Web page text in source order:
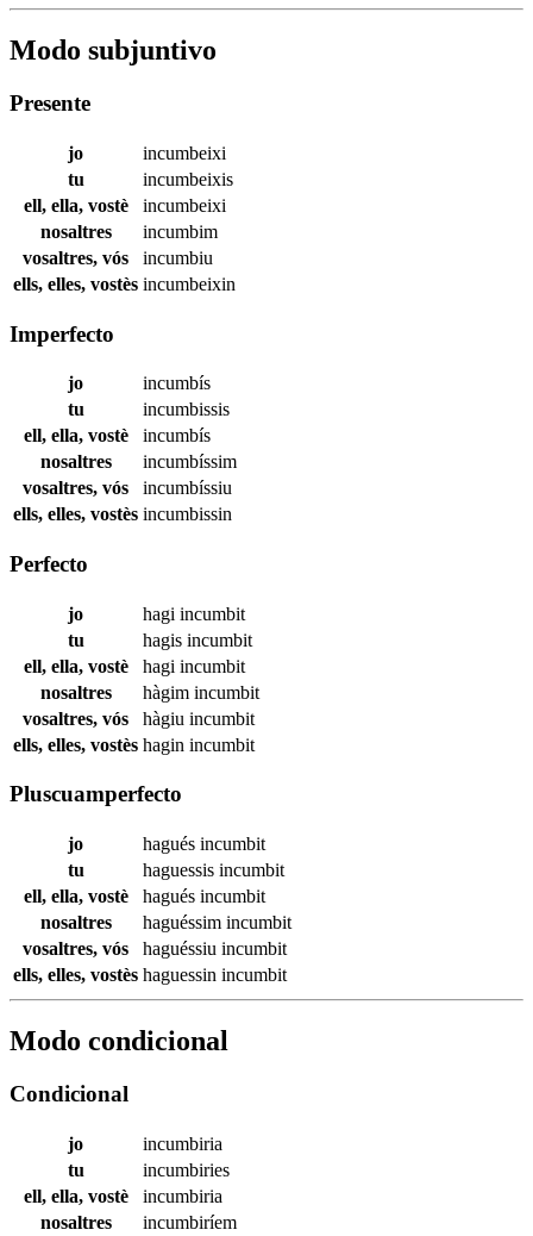
Modo subjuntivo
Presente
jo
incumbeixi
tu
incumbeixis
ell, ella, vostè
incumbeixi
nosaltres
incumbim
vosaltres, vós
incumbiu
ells, elles, vostès incumbeixin
Imperfecto
jo
incumbís
tu
incumbissis
ell, ella, vostè
incumbís
nosaltres
incumbíssim
vosaltres, vós
incumbíssiu
ells, elles, vostès incumbissin
Perfecto
jo hagi incumbit
tu
hagis incumbit
ell, ella, vostè
hagi incumbit
nosaltres
hàgim incumbit
vosaltres, vós
hàgiu incumbit
ells, elles, vostès hagin incumbit
Pluscuamperfecto
jo hagués incumbit
tu
haguessis incumbit
ell, ella, vostè
hagués incumbit
nosaltres
haguéssim incumbit
vosaltres, vós
haguéssiu incumbit
ells, elles, vostès haguessin incumbit
Modo condicional
Condicional
jo
incumbiria
tu
incumbiries
ell, ella, vostè
incumbiria
nosaltres
incumbiríem